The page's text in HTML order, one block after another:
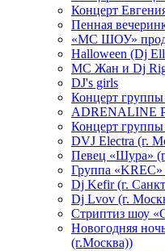
Концерт
Пенная
«МС ШОУ»
Halloween (Dj
МС Жан и Dj
DJ's girls
Концерт
ADRENALINE
Концерт
DVJ Electra (г.
Певец «Шура»
Группа «KREC»
Dj Kefir (г.
Dj Lvov (г.
Стриптиз шоу
Новогодняя
(г.Москва))